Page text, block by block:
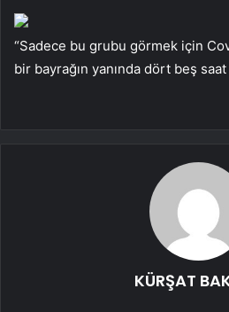
“Sadece bu grubu görmek için
bir bayrağın yanında dört beş
KÜRŞAT